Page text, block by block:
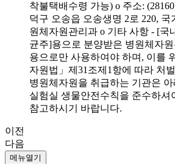
착불택배수령 가능) o 주소:
덕구 오송읍 오송생명 2로 220,
원체자원관리과 o 기타 사항 - [국
균주]용으로 분양받은 병원체자
용으로만 사용하여야 하며, 이를
자원법」제31조제1항에 따라 처
병원체자원을 취급하는 기관은
실험실 생물안전수칙을 준수하셔
참고하시기 바랍니다.
이전
다음
메뉴열기